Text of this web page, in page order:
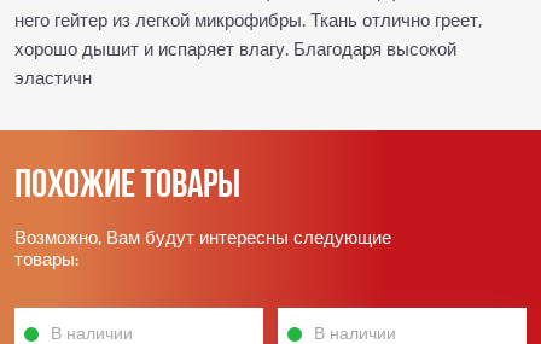
него гейтер из легкой микрофибры. Ткань отлично греет,
хорошо дышит и испаряет влагу. Благодаря высокой
эластичн
Похожие товары
Возможно, Вам будут интересны следующие
товары:
В наличии В наличии